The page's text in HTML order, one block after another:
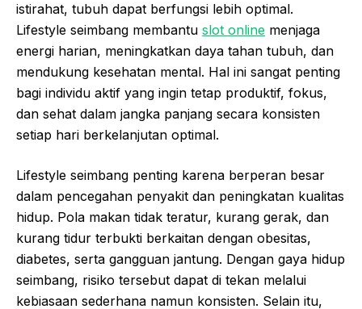
istirahat, tubuh dapat berfungsi lebih optimal.
Lifestyle seimbang membantu slot online menjaga
energi harian, meningkatkan daya tahan tubuh, dan
mendukung kesehatan mental. Hal ini sangat penting
bagi individu aktif yang ingin tetap produktif, fokus,
dan sehat dalam jangka panjang secara konsisten
setiap hari berkelanjutan optimal.
Lifestyle seimbang penting karena berperan besar
dalam pencegahan penyakit dan peningkatan kualitas
hidup. Pola makan tidak teratur, kurang gerak, dan
kurang tidur terbukti berkaitan dengan obesitas,
diabetes, serta gangguan jantung. Dengan gaya hidup
seimbang, risiko tersebut dapat di tekan melalui
kebiasaan sederhana namun konsisten. Selain itu,